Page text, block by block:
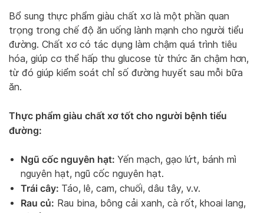
Bổ sung thực phẩm giàu chất xơ là một phần quan
trọng trong chế độ ăn uống lành mạnh cho người tiểu
đường. Chất xơ có tác dụng làm chậm quá trình tiêu
hóa, giúp cơ thể hấp thu glucose từ thức ăn chậm hơn,
từ đó giúp kiểm soát chỉ số đường huyết sau mỗi bữa
ăn.
Thực phẩm giàu chất xơ tốt cho người bệnh tiểu
đường:
Ngũ cốc nguyên hạt: Yến mạch, gạo lứt, bánh mì
nguyên hạt, ngũ cốc nguyên hạt.
Trái cây: Táo, lê, cam, chuối, dâu tây, v.v.
Rau củ: Rau bina, bông cải xanh, cà rốt, khoai lang,